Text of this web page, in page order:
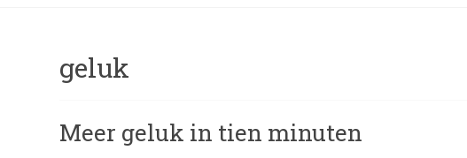
geluk
Meer geluk in tien minuten